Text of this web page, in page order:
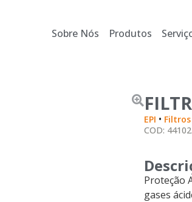
Sobre Nós Produtos
EPI •
COD:
Proteção
gases